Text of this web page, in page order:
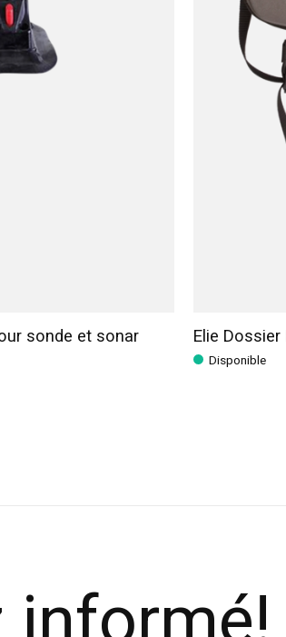
sonde et sonar Elie Dossier
Disponible